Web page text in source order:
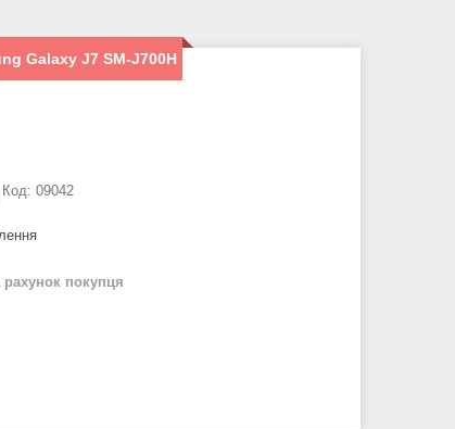
Galaxy J7 SM-J700H
Код: 09042
рахунок покупця